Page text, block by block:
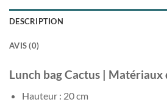
DESCRIPTION
AVIS (0)
Lunch bag Cactus |
Hauteur : 20 cm